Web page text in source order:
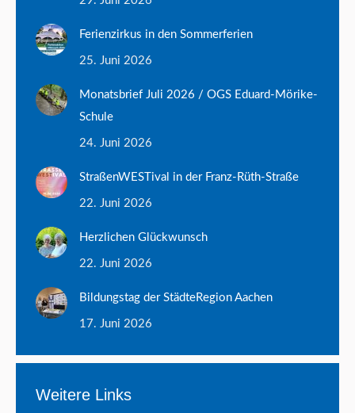
Ferienzirkus in den Sommerferien
25. Juni 2026
Monatsbrief Juli 2026 / OGS Eduard-Mörike-
Schule
24. Juni 2026
StraßenWESTival in der Franz-Rüth-Straße
22. Juni 2026
Herzlichen Glückwunsch
22. Juni 2026
Bildungstag der StädteRegion Aachen
17. Juni 2026
Weitere Links